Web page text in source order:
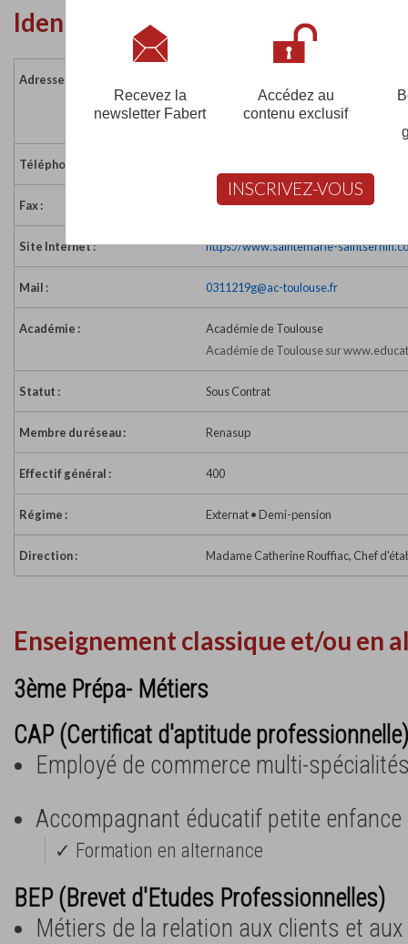
Identité de l'établissement
Adresse :
31000 TOULOUSE
France
Téléphone :
Fax : 05 62 27 91 68
Site Internet : https://www.saintemarie-
Mail : 0311219g@ac-toulouse.fr
Académie :
Académie de Toulouse
Académie de Toulouse sur
Statut : Sous Contrat
Membre du réseau : Renasup
Effectif général : 400
Régime : Externat • Demi-pension
Direction : Madame Catherine Rouffiac, Chef
Enseignement classique et/ou en
3ème Prépa- Métiers
CAP (Certificat d'aptitude professionnelle)
Employé de commerce multi-
Accompagnant éducatif petite enfance
✓ Formation en alternance
BEP (Brevet d'Etudes Professionnelles)
Métiers de la relation aux clients et
Recevez la
newsletter Fabert
Accédez au
contenu exclusif
INSCRIVEZ-VOUS